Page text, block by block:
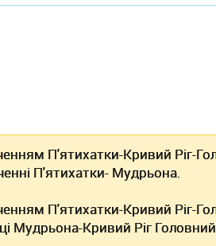
П'ятихатки-Кривий Ріг-
П'ятихатки- Мудрьона.
П'ятихатки-Кривий Ріг-
Мудрьона-Кривий Ріг